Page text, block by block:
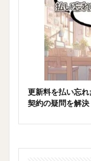
更新料を払い忘
契約の疑問を解決